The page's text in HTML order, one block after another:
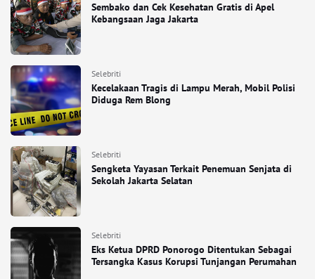
Sembako dan Cek Kesehatan Gratis di Apel
Kebangsaan Jaga Jakarta
Selebriti
Kecelakaan Tragis di Lampu Merah, Mobil Polisi
Diduga Rem Blong
Selebriti
Sengketa Yayasan Terkait Penemuan Senjata di
Sekolah Jakarta Selatan
Selebriti
Eks Ketua DPRD Ponorogo Ditentukan Sebagai
Tersangka Kasus Korupsi Tunjangan Perumahan